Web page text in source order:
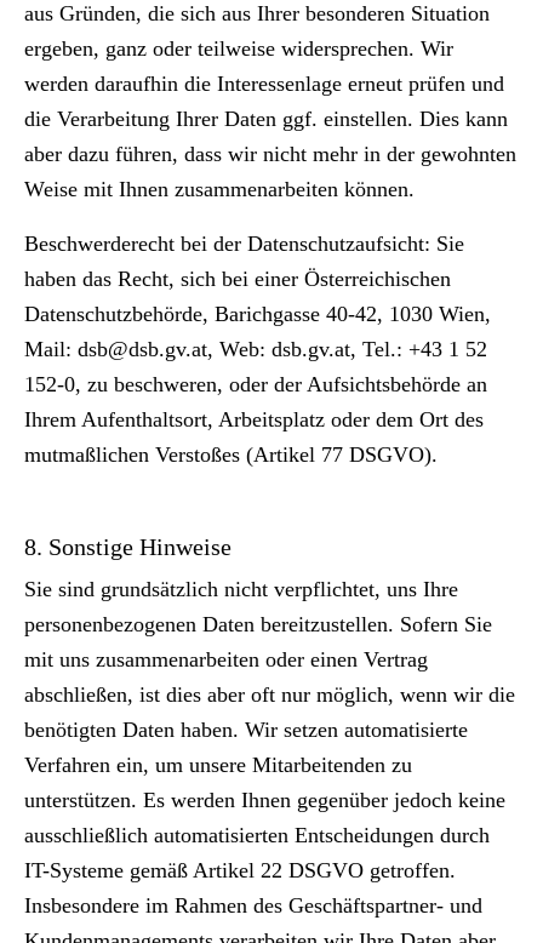
aus Gründen, die sich aus Ihrer besonderen Situation
ergeben, ganz oder teilweise widersprechen. Wir
werden daraufhin die Interessenlage erneut prüfen und
die Verarbeitung Ihrer Daten ggf. einstellen. Dies kann
aber dazu führen, dass wir nicht mehr in der gewohnten
Weise mit Ihnen zusammenarbeiten können.
Beschwerderecht bei der Datenschutzaufsicht: Sie
haben das Recht, sich bei einer Österreichischen
Datenschutzbehörde, Barichgasse 40-42, 1030 Wien,
Mail: dsb@dsb.gv.at, Web: dsb.gv.at, Tel.: +43 1 52
152-0, zu beschweren, oder der Aufsichtsbehörde an
Ihrem Aufenthaltsort, Arbeitsplatz oder dem Ort des
mutmaßlichen Verstoßes (Artikel 77 DSGVO).
8. Sonstige Hinweise
Sie sind grundsätzlich nicht verpflichtet, uns Ihre
personenbezogenen Daten bereitzustellen. Sofern Sie
mit uns zusammenarbeiten oder einen Vertrag
abschließen, ist dies aber oft nur möglich, wenn wir die
benötigten Daten haben. Wir setzen automatisierte
Verfahren ein, um unsere Mitarbeitenden zu
unterstützen. Es werden Ihnen gegenüber jedoch keine
ausschließlich automatisierten Entscheidungen durch
IT-Systeme gemäß Artikel 22 DSGVO getroffen.
Insbesondere im Rahmen des Geschäftspartner- und